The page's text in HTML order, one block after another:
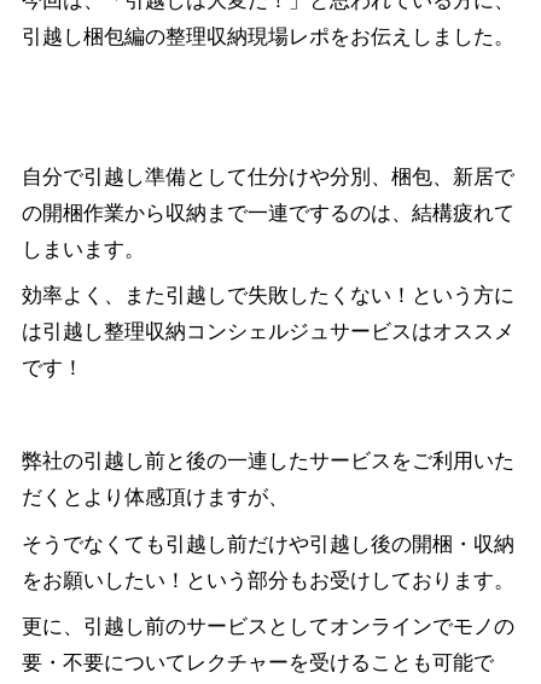
引越し梱包編の整理収納現場レポをお伝えしました。
自分で引越し準備として仕分けや分別、梱包、新居で
の開梱作業から収納まで一連でするのは、結構疲れて
しまいます。
効率よく、また引越しで失敗したくない！という方に
は引越し整理収納コンシェルジュサービスはオススメ
です！
弊社の引越し前と後の一連したサービスをご利用いた
だくとより体感頂けますが、
そうでなくても引越し前だけや引越し後の開梱・収納
をお願いしたい！という部分もお受けしております。
更に、引越し前のサービスとしてオンラインでモノの
要・不要についてレクチャーを受けることも可能で